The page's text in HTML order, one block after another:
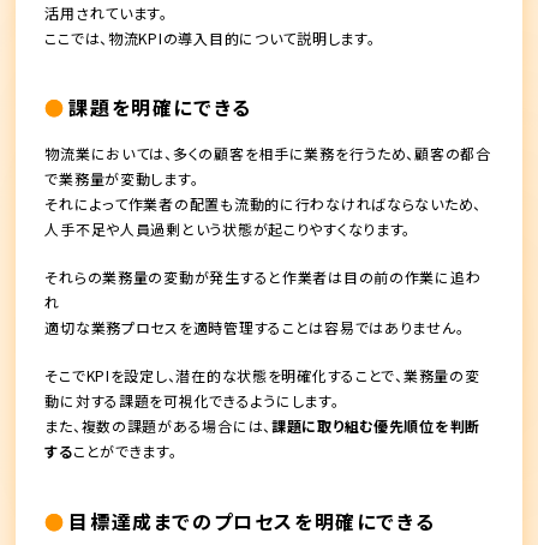
活用されています。
ここでは、物流KPIの導入目的について説明します。
課題を明確にできる
物流業においては、多くの顧客を相手に業務を行うため、顧客の都合
で業務量が変動します。
それによって作業者の配置も流動的に行わなければならないため、
人手不足や人員過剰という状態が起こりやすくなります。
それらの業務量の変動が発生すると作業者は目の前の作業に追わ
れ
適切な業務プロセスを適時管理することは容易ではありません。
そこでKPIを設定し、潜在的な状態を明確化する ことで、業務量の変
動に対する課題を可視化できるようにします。
また、複数の課題がある場合には、 課題に取り組む優先順位を判断
することができます。
目標達成までのプロセスを明確にできる